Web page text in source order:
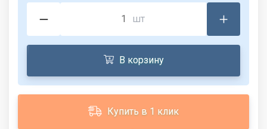
шт
В корзину
Купить в 1 клик